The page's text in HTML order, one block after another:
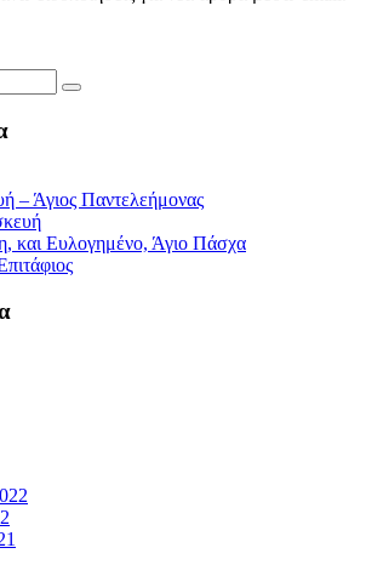
– Άγιος Παντελεήμονας
και Ευλογημένο, Άγιο Πάσχα